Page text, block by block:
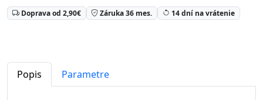
Doprava od 2,90€ Záruka 36 mes. 14 dní na vrátenie
Popis Parametre